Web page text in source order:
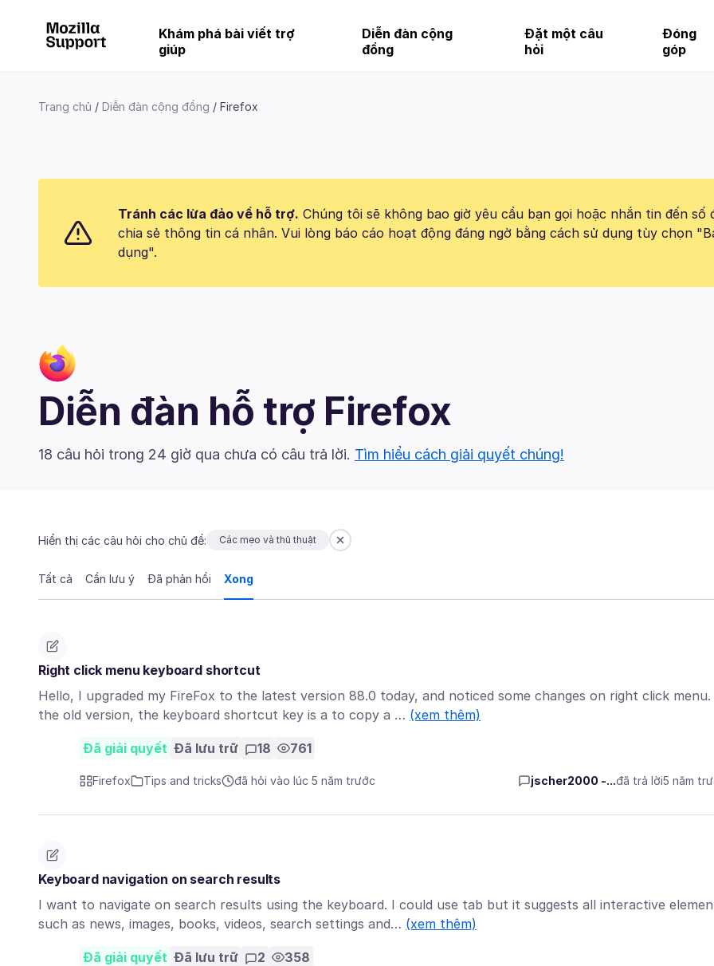
Khám phá bài viết trợ
giúp
Diễn đàn cộng
đồng
Đặt một câu
hỏi
Đóng
góp
Trang chủ Diễn đàn cộng đồng Firefox
Tránh các lừa đảo về hỗ trợ. Chúng tôi sẽ không bao giờ yêu cầu bạn gọi hoặc nhắn tin đến số
chia sẻ thông tin cá nhân. Vui lòng báo cáo hoạt động đáng ngờ bằng cách sử dụng tùy chọn
dụng".
Diễn đàn hỗ trợ Firefox
18 câu hỏi trong 24 giờ qua chưa có câu trả lời. Tìm hiểu cách giải quyết chúng!
Hiển thị các câu hỏi cho chủ đề: Các mẹo và thủ thuật
Tất cả Cần lưu ý Đã phản hồi Xong
Right click menu keyboard shortcut
Hello, I upgraded my FireFox to the latest version 88.0 today, and noticed some changes on right click
the old version, the keyboard shortcut key is a to copy a … (xem thêm)
Đã giải quyết Đã lưu trữ 18 761
Firefox Tips and tricks đã hỏi vào lúc 5 năm trước jscher2000 -...đã trả lời5 năm
Keyboard navigation on search results
I want to navigate on search results using the keyboard. I could use tab but it suggests all interactive
such as news, images, books, videos, search settings and… (xem thêm)
Đã giải quyết Đã lưu trữ 2 358